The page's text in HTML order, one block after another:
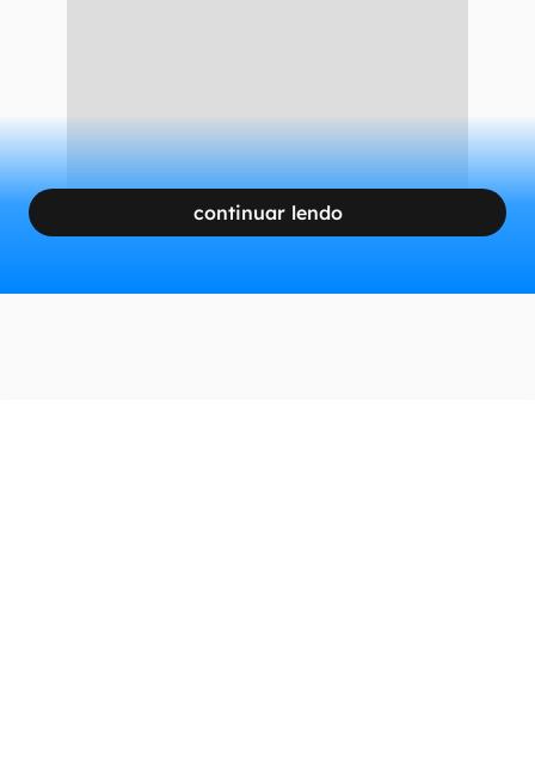
continuar lendo